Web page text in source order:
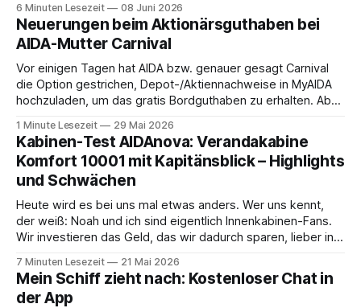
Saxonia ging es zur Mittagszeit von Mainz Richtung Koblenz
– und wir durften für ein
6 Minuten Lesezeit 08 Juni 2026
Neuerungen beim Aktionärsguthaben bei
AIDA-Mutter Carnival
Vor einigen Tagen hat AIDA bzw. genauer gesagt Carnival
die Option gestrichen, Depot-/Aktiennachweise in MyAIDA
hochzuladen, um das gratis Bordguthaben zu erhalten. Ab
werden, um das Bordguthaben zu erhalten. Bereits vor
einiger Zeit wurde zudem die Möglichkeit gestrichen, das
Bordguthaben per
1 Minute Lesezeit 29 Mai 2026
Kabinen-Test AIDAnova: Verandakabine
Komfort 10001 mit Kapitänsblick – Highlights
und Schwächen
Heute wird es bei uns mal etwas anders. Wer uns kennt,
der weiß: Noah und ich sind eigentlich Innenkabinen-Fans.
Wir investieren das Geld, das wir dadurch sparen, lieber in
Cocktail an der Bar. Auch auf einer unserer letzten Reisen
7 Minuten Lesezeit 21 Mai 2026
Mein Schiff zieht nach: Kostenloser Chat in
der App